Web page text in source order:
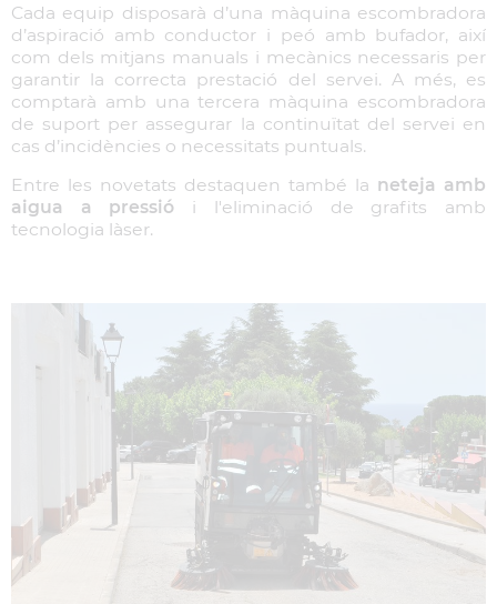
Cada equip disposarà d’una màquina escombradora
d’aspiració amb conductor i peó amb bufador, així
com dels mitjans manuals i mecànics necessaris per
garantir la correcta prestació del servei. A més, es
comptarà amb una tercera màquina escombradora
de suport per assegurar la continuïtat del servei en
cas d’incidències o necessitats puntuals.
Entre les novetats destaquen també la neteja amb
aigua a pressió i l'eliminació de grafits amb
tecnologia làser.